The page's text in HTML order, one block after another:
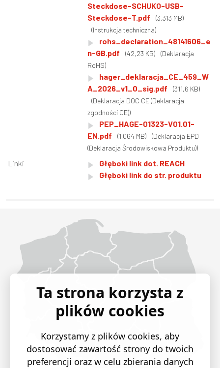
Steckdose-SCHUKO-USB-
Steckdose-T.pdf
(3,313 MB)
(Instrukcja techniczna)
rohs_declaration_48141606_e
n-GB.pdf
(42,23 KB)
(Deklaracja
RoHS)
hager_deklaracja_CE_459_W
A_2026_v1_0_sig.pdf
(311,6 KB)
(Deklaracja DOC CE (Deklaracja
zgodności CE))
PEP_HAGE-01323-V01.01-
EN.pdf
(1,064 MB)
(Deklaracja EPD
(Deklaracja Środowiskowa Produktu))
Linki
Głęboki link dot. REACH
Głęboki link do str. produktu
Ta strona korzysta z
plików cookies
Korzystamy z plików cookies, aby
dostosować zawartość strony do twoich
preferencji oraz w celu zbierania danych